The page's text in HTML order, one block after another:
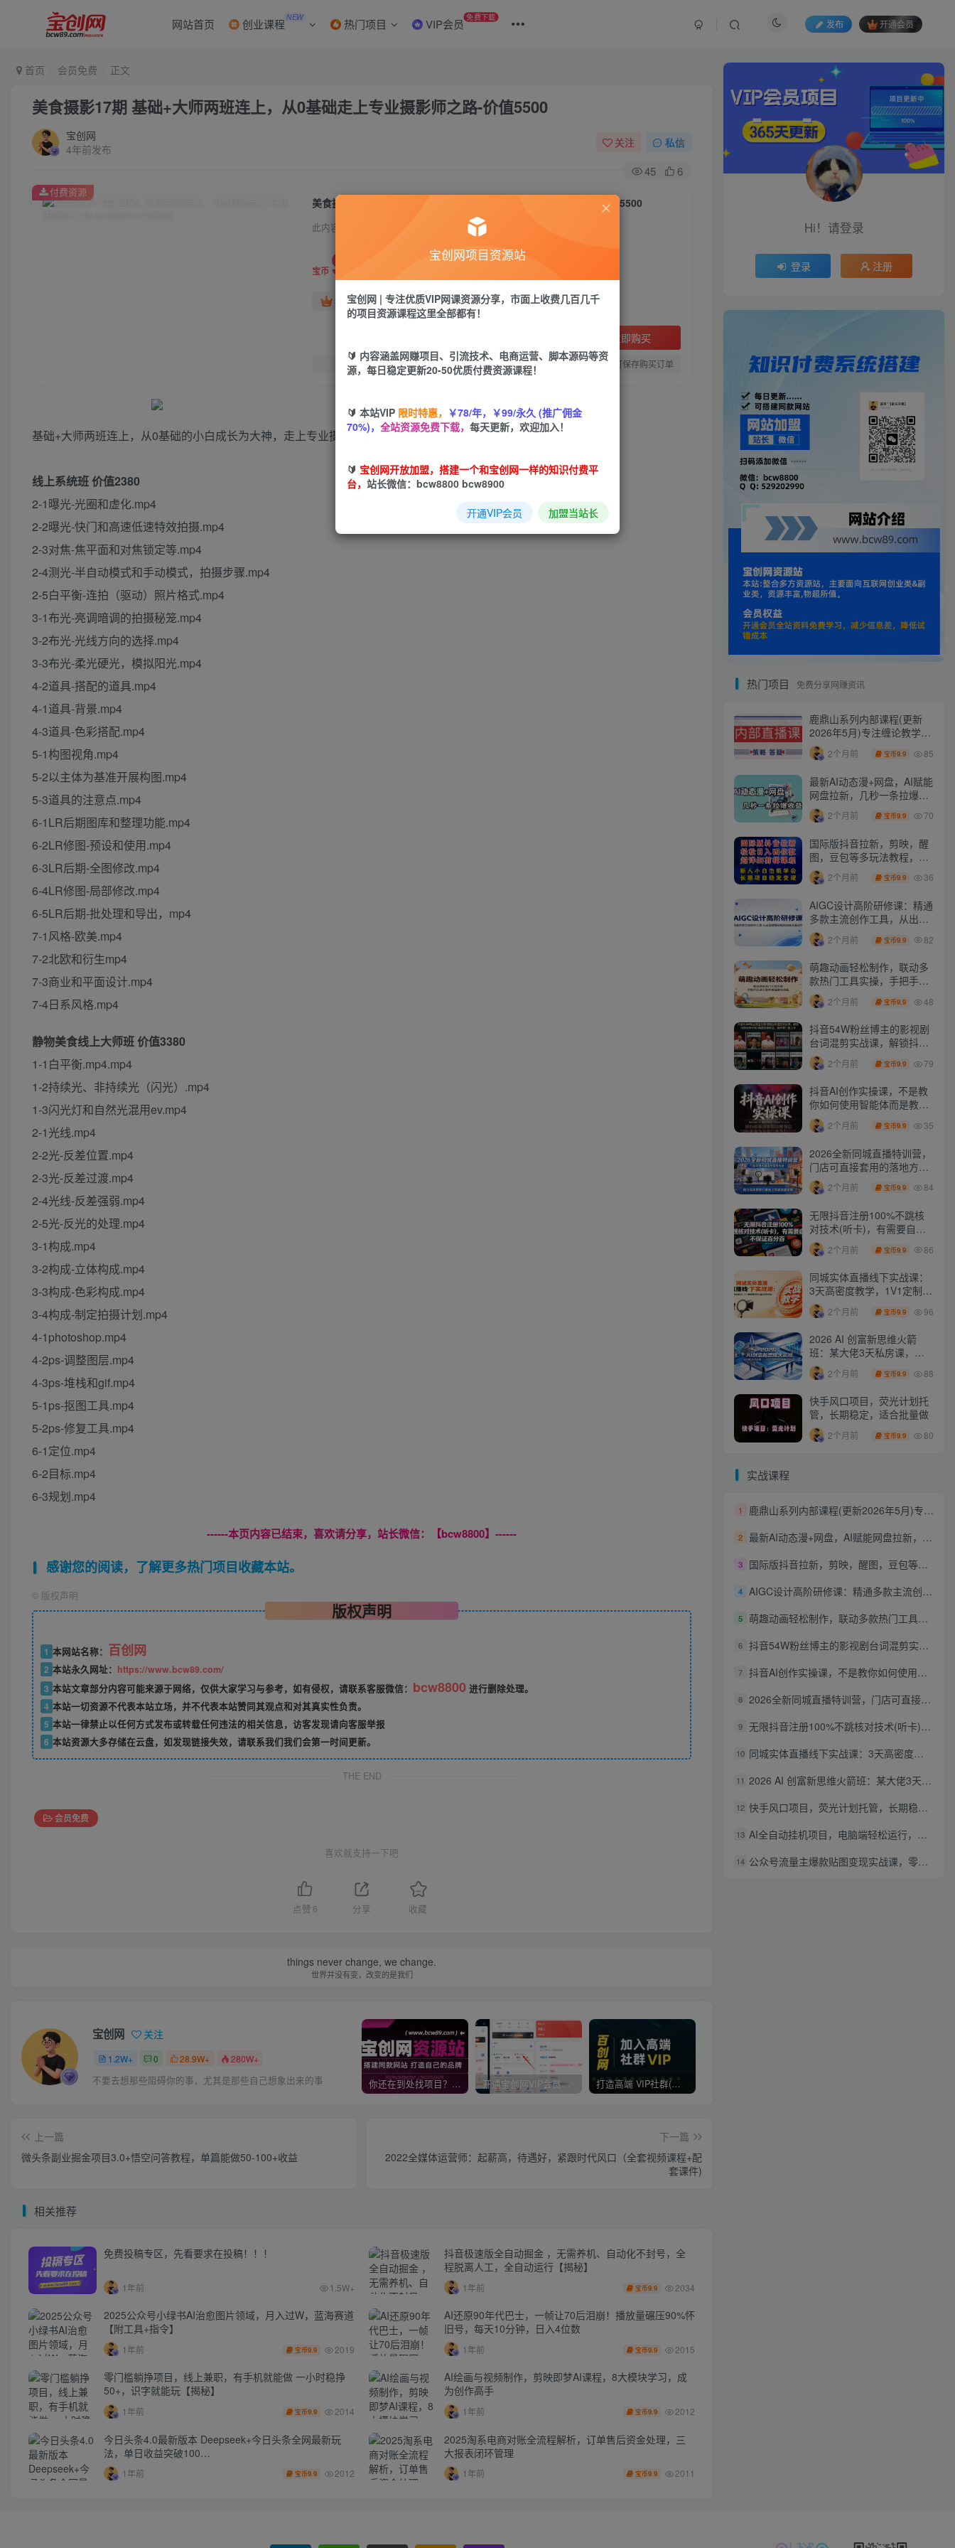
网站首页 创业课程 NEW 热门项目 VIP会员 免费下载
发布 开通会员
首页 会员免费 正文
美食摄影17期 基础+大师两班连上，从0基础走上专业摄影师之路-价值5500
宝创网
4年前发布
关注 私信
45 6
美食摄影17期 基础+大师两班连上，从0基础走上专业摄影师之路-价值5500
此内容为付费资源，请付费后查看
宝币 9.9
年卡会员免费 永久会员免费
立即购买
您当前未登录！建议登陆后购买，可保存购买订单
付费资源
基础+大师两班连上，从0基础的小白成长为大神，走上专业摄影师之路如此简单，成果参见往期同学作业
线上系统班 价值2380
2-1曝光-光圈和虚化.mp4
2-2曝光-快门和高速低速特效拍摄.mp4
2-3对焦-焦平面和对焦锁定等.mp4
2-4测光-半自动模式和手动模式，拍摄步骤.mp4
2-5白平衡-连拍（驱动）照片格式.mp4
3-1布光-亮调暗调的拍摄秘笼.mp4
3-2布光-光线方向的选择.mp4
3-3布光-柔光硬光，模拟阳光.mp4
4-2道具-搭配的道具.mp4
4-1道具-背景.mp4
4-3道具-色彩搭配.mp4
5-1构图视角.mp4
5-2以主体为基准开展构图.mp4
5-3道具的注意点.mp4
6-1LR后期图库和整理功能.mp4
6-2LR修图-预设和使用.mp4
6-3LR后期-全图修改.mp4
6-4LR修图-局部修改.mp4
6-5LR后期-批处理和导出，mp4
7-1风格-欧美.mp4
7-2北欧和衍生mp4
7-3商业和平面设计.mp4
7-4日系风格.mp4
静物美食线上大师班 价值3380
1-1白平衡.mp4.mp4
1-2持续光、非持续光（闪光）.mp4
1-3闪光灯和自然光混用ev.mp4
2-1光线.mp4
2-2光-反差位置.mp4
2-3光-反差过渡.mp4
2-4光线-反差强弱.mp4
2-5光-反光的处理.mp4
3-1构成.mp4
3-2构成-立体构成.mp4
3-3构成-色彩构成.mp4
3-4构成-制定拍摄计划.mp4
4-1photoshop.mp4
4-2ps-调整图层.mp4
4-3ps-堆栈和gif.mp4
5-1ps-抠图工具.mp4
5-2ps-修复工具.mp4
6-1定位.mp4
6-2目标.mp4
6-3规划.mp4
------本页内容已结束，喜欢请分享，站长微信：【bcw8800】------
感谢您的阅读，了解更多热门项目收藏本站。
© 版权声明
版权声明
1 本网站名称： 百创网
2 本站永久网址： https://www.bcw89.com/
3 本站文章部分内容可能来源于网络，仅供大家学习与参考，如有侵权，请联系客服微信： bcw8800 进行删除处理。
4 本站一切资源不代表本站立场，并不代表本站赞同其观点和对其真实性负责。
5 本站一律禁止以任何方式发布或转载任何违法的相关信息，访客发现请向客服举报
6 本站资源大多存储在云盘，如发现链接失效，请联系我们我们会第一时间更新。
THE END
会员免费
喜欢就支持一下吧
点赞 6 分享 收藏
things never change, we change.
世界并没有变，改变的是我们
宝创网 关注
1.2W+ 0 28.9W+ 280W+
不要去想那些阻碍你的事，尤其是那些自己想象出来的事 你还在到处找项目？还在当韭菜？我靠卖项目一个月收入5万+，曾经我也是个失败者。 开通宝创网VIP会员，尊享全站资源免费下载，享70%的推广提成！！【限时五折优惠】 打造高端 VIP社群(社群仅对网站用户开放)
上一篇
微头条副业掘金项目3.0+悟空问答教程，单篇能做50-100+收益
下一篇
2022全媒体运营师：起薪高，待遇好，紧跟时代风口（全套视频课程+配
套课件)
相关推荐
免费投稿专区，先看要求在投稿！！！
1年前 1.5W+
抖音极速版全自动掘金 ，无需养机、自动化不封号，全
程脱离人工，全自动运行【揭秘】
1年前 宝币9.9 2034
2025公众号小绿书AI治愈图片领域，月入过W，蓝海赛道
【附工具+指令】
1年前 宝币9.9 2019
AI还原90年代巴士，一帧让70后泪崩！播放量碾压90%怀
旧号，每天10分钟，日入4位数
1年前 宝币9.9 2015
零门槛躺挣项目，线上兼职，有手机就能做 一小时稳挣
50+，识字就能玩【揭秘】
1年前 宝币9.9 2014
AI绘画与视频制作，剪映即梦AI课程，8大模块学习，成
为创作高手
1年前 宝币9.9 2012
今日头条4.0最新版本 Deepseek+今日头条全网最新玩
法，单日收益突破100…
1年前 宝币9.9 2012
2025淘系电商对账全流程解析，订单售后资金处理，三
大报表闭环管理
1年前 宝币9.9 2011
Hi！请登录
登录 注册
热门项目 免费分享网赚资讯
鹿鼎山系列内部课程(更新
2026年5月)专注缠论教学，
行情分析、学习答疑、机会
提示、实操讲解
2个月前 宝币9.9 85
最新AI动态漫+网盘，AI赋能
网盘拉新，几秒一条拉爆收
益
2个月前 宝币9.9 70
国际版抖音拉新，剪映，醒
图，豆包等多玩法教程，长
期可做的项目，轻松日入四
位数，深度揭秘玩法，干就
2个月前 宝币9.9 36
AIGC设计高阶研修课：精通
多款主流创作工具，从出图
建模到模型训练全面进阶
2个月前 宝币9.9 82
萌趣动画轻松制作，联动多
款热门工具实操，手把手打
造可爱胖橘猫趣味动画
2个月前 宝币9.9 48
抖音54W粉丝博主的影视剧
台词混剪实战课，解锁抖音
伙伴计划+精选独家收益，
新手零门槛上手
2个月前 宝币9.9 79
抖音AI创作实操课，不是教
你如何使用智能体而是教你
如何利用智能体变现(更新5
月) 2个月前 宝币9.9 35
2026全新同城直播特训营，
门店可直接套用的落地方
法，助力实体商家打通线上
同城流量渠道
2个月前 宝币9.9 84
无限抖音注册100%不跳核
对技术(听卡)，有需要自
测，不保证百分百
2个月前 宝币9.9 86
同城实体直播线下实战课：
3天高密度教学，1V1定制货
盘话术快速实现同城爆店
2个月前 宝币9.9 96
2026 AI 创富新思维火箭
班：某大佬3天私房课，一
人公司实体获客商机洞察
2个月前 宝币9.9 88
快手风口项目，荧光计划托
管，长期稳定，适合批量做
2个月前 宝币9.9 80
实战课程
1 鹿鼎山系列内部课程(更新2026年5月)专注缠论教学，行情分析、学习答疑、机会提示、实操讲解
2 最新AI动态漫+网盘，AI赋能网盘拉新，几秒一条拉爆收益
3 国际版抖音拉新，剪映，醒图，豆包等多玩法教程，长期可做的项目，轻松日入四位数，深度揭秘玩法，干就完了
4 AIGC设计高阶研修课：精通多款主流创作工具，从出图建模到模型训练全面进阶
5 萌趣动画轻松制作，联动多款热门工具实操，手把手打造可爱胖橘猫趣味动画
6 抖音54W粉丝博主的影视剧台词混剪实战课，解锁抖音伙伴计划+精选独家收益，新手零门槛上手
7 抖音AI创作实操课，不是教你如何使用智能体而是教你如何利用智能体变现(更新5月)
8 2026全新同城直播特训营，门店可直接套用的落地方法，助力实体商家打通线上同城流量渠道
9 无限抖音注册100%不跳核对技术(听卡)，有需要自测，不保证百分百
10 同城实体直播线下实战课：3天高密度教学，1V1定制货盘话术快速实现同城爆店
11 2026 AI 创富新思维火箭班：某大佬3天私房课，一人公司实体获客商机洞察
12 快手风口项目，荧光计划托管，长期稳定，适合批量做
13 AI全自动挂机项目，电脑端轻松运行，稳定日入500+，零门槛上手
14 公众号流量主爆款贴图变现实战课，零基础AI一键出图，轻松日入100+稳定收益
宝创网项目资源站
宝创网 | 专注优质VIP网课资源分享，市面上收费几百几千
的项目资源课程这里全部都有！
🔰 内容涵盖网赚项目、引流技术、电商运营、脚本源码等资
源，每日稳定更新20-50优质付费资源课程！
🔰 本站VIP 限时特惠， ￥78/年，￥99/永久 (推广佣金
70%)， 全站资源免费下载， 每天更新，欢迎加入！
🔰 宝创网开放加盟，搭建一个和宝创网一样的知识付费平
台， 站长微信：bcw8800 bcw8900
开通VIP会员 加盟当站长